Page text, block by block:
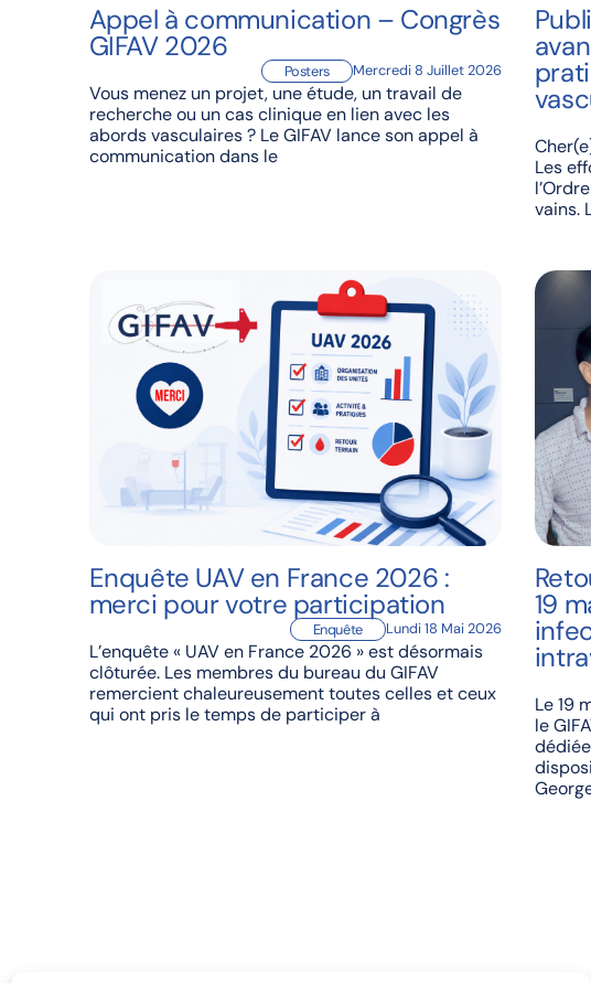
Appel à communication – Congrès
GIFAV 2026
Mercredi 8 Juillet 2026
Posters
Vous menez un projet, une étude, un travail de
recherche ou un cas clinique en lien avec les
abords vasculaires ? Le GIFAV lance son appel à
communication dans le
Les
vains.
Enquête UAV en France 2026 :
merci pour votre participation
Lundi 18 Mai 2026
Enquête
L’enquête « UAV en France 2026 » est désormais
clôturée. Les membres du bureau du GIFAV
remercient chaleureusement toutes celles et ceux
qui ont pris le temps de participer à
19
Le 19
le